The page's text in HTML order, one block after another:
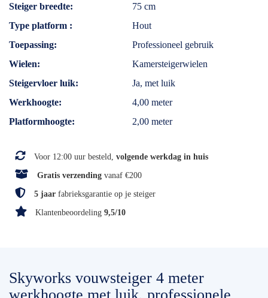
Specificaties
Steiger breedte
75 cm
Type platform
Hout
Toepassing
Professioneel gebruik
Wielen
Kamersteigerwielen
Steigervloer luik
Ja, met luik
Werkhoogte
4,00 meter
Platformhoogte
2,00 meter
Voor 12:00 uur besteld, volgende werkdag in huis
Gratis verzending vanaf €200
5 jaar fabrieksgarantie op je steiger
Klantenbeoordeling 9,5/10
Skyworks vouwsteiger 4 meter
werkhoogte met luik, professionele